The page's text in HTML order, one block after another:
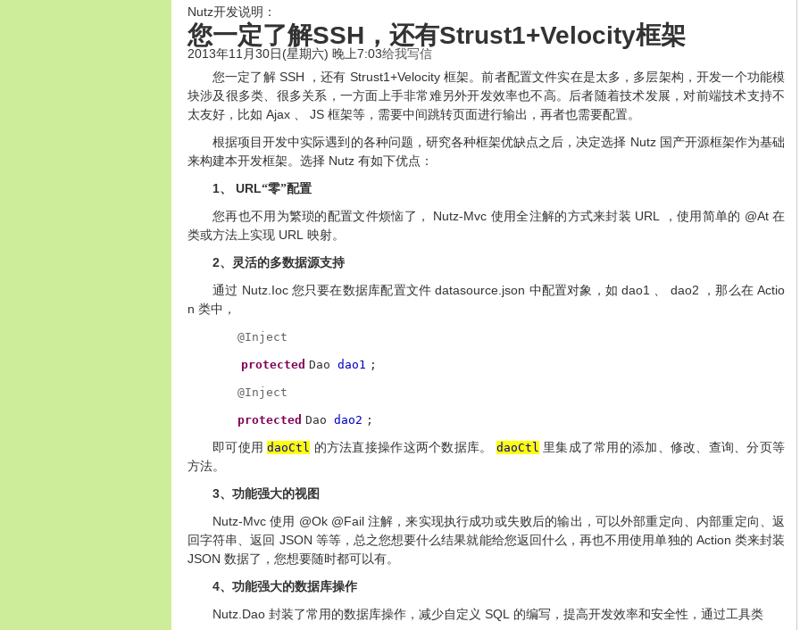
Nutz开发说明：
您一定了解SSH，还有Strust1+Velocity框架
2013年11月30日(星期六) 晚上7:03给我写信
您一定了解 SSH ，还有 Strust1+Velocity 框架。前者配置文件实在是太多，多层架构，开发一个功能模
块涉及很多类、很多关系，一方面上手非常难另外开发效率也不高。后者随着技术发展，对前端技术支持不
太友好，比如 Ajax 、 JS 框架等，需要中间跳转页面进行输出，再者也需要配置。
根据项目开发中实际遇到的各种问题，研究各种框架优缺点之后，决定选择 Nutz 国产开源框架作为基础
来构建本开发框架。选择 Nutz 有如下优点：
1、 URL“零”配置
您再也不用为繁琐的配置文件烦恼了， Nutz-Mvc 使用全注解的方式来封装 URL ，使用简单的 @At在
类或方法上实现 URL 映射。
2、灵活的多数据源支持
通过 Nutz.Ioc 您只要在数据库配置文件 datasource.json 中配置对象，如 dao1 、 dao2 ，那么在 Actio
n 类中，
@Inject
protected Dao dao1 ;
@Inject
protected Dao dao2 ;
即可使用 daoCtl 的方法直接操作这两个数据库。 daoCtl 里集成了常用的添加、修改、查询、分页等
方法。
3、功能强大的视图
Nutz-Mvc 使用 @Ok @Fail 注解，来实现执行成功或失败后的输出，可以外部重定向、内部重定向、返
回字符串、返回 JSON 等等，总之您想要什么结果就能给您返回什么，再也不用使用单独的 Action 类来封装
JSON 数据了，您想要随时都可以有。
4、功能强大的数据库操作
Nutz.Dao 封装了常用的数据库操作，减少自定义 SQL 的编写，提高开发效率和安全性，通过工具类